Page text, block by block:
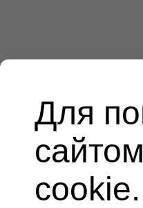
Для
cookie.